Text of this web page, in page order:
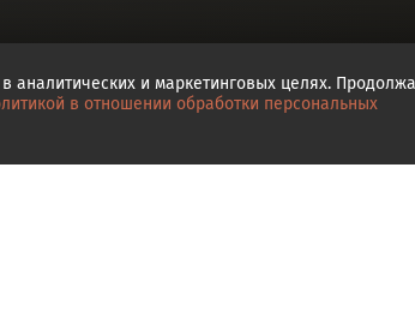
и маркетинговых целях.
в отношении обработки персональных